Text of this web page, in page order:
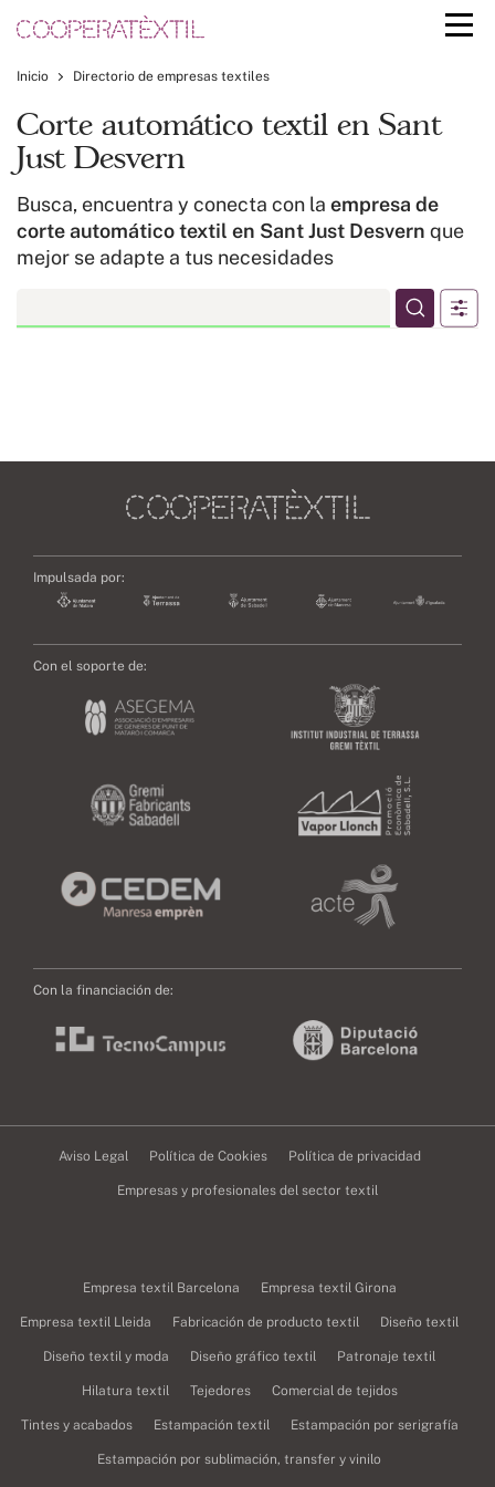
Inicio Directorio de empresas textiles
Corte automático textil en Sant
Just Desvern
Busca, encuentra y conecta con la empresa de
corte automático textil en Sant Just Desvern que
mejor se adapte a tus necesidades
Impulsada por:
Con el soporte de:
Con la financiación de:
Aviso Legal Política de Cookies Política de privacidad
Empresas y profesionales del sector textil
Empresa textil Barcelona Empresa textil Girona
Empresa textil Lleida Fabricación de producto textil Diseño textil
Diseño textil y moda Diseño gráfico textil Patronaje textil
Hilatura textil Tejedores Comercial de tejidos
Tintes y acabados Estampación textil Estampación por serigrafía
Estampación por sublimación, transfer y vinilo